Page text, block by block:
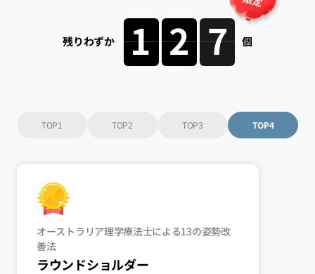
残りわずか 127個
TOP1 TOP2 TOP3 TOP4
オーストラリア理学療法士による13の姿勢改
善法
ラウンドショルダー